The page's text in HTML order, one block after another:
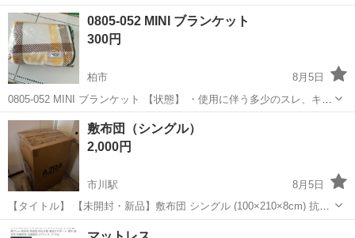
0805-052 MINI ブランケット
300円
柏市
8月5日
0805-052 MINI ブランケット 【状態】 ・使用に伴う多少のスレ、キ
ズ、落としきれない汚れなどございます ・詳細は現地でご確認くださ
い ・お値引きは出来かねますのでご了承願います ※中古品のため、...
千葉 柏市 寝具 ブランケット
敷布団（シングル）
2,000円
市川駅
8月5日
【タイトル】 【未開封・新品】敷布団 シングル (100×210×8cm) 抗菌
防臭・軽量 【本文】 ご覧いただきありがとうございます。 Amazonで
千葉 市川市 市川駅